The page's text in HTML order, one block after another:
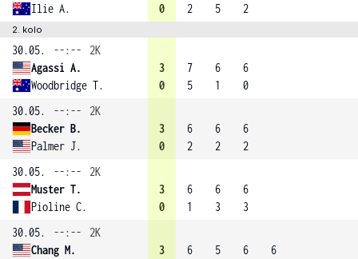
Ilie A.
0
2
5
2
2. kolo
30.05. --:--
2K
Agassi A.
Woodbridge T.
3
0
7
5
6
1
6
0
30.05.
--:--
2K
Becker B.
Palmer J.
3
0
6
2
6
2
6
2
30.05.
--:--
2K
Muster T.
Pioline C.
3
0
6
1
6
3
6
3
30.05.
--:--
2K
Chang M.
3 6 5 6 6